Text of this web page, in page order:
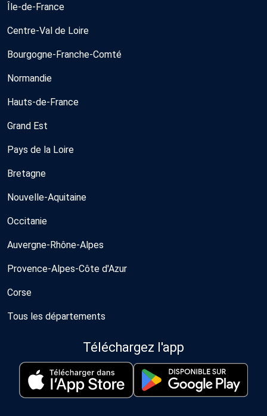
Île-de-France
Centre-Val de Loire
Bourgogne-Franche-Comté
Normandie
Hauts-de-France
Grand Est
Pays de la Loire
Bretagne
Nouvelle-Aquitaine
Occitanie
Auvergne-Rhône-Alpes
Provence-Alpes-Côte d'Azur
Corse
Tous les départements
Téléchargez l'app